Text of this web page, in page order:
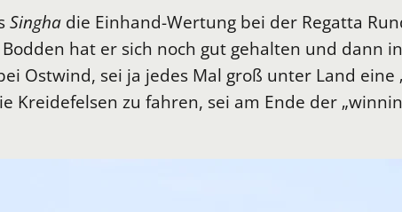
Singha die Einhand-Wertung bei der Regatta
hat er sich noch gut gehalten und dann
Ostwind, sei ja jedes Mal groß unter Land eine
zu fahren, sei am Ende der